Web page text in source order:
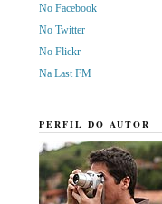
No Facebook
No Twitter
No Flickr
Na Last FM
PERFIL DO AUTOR